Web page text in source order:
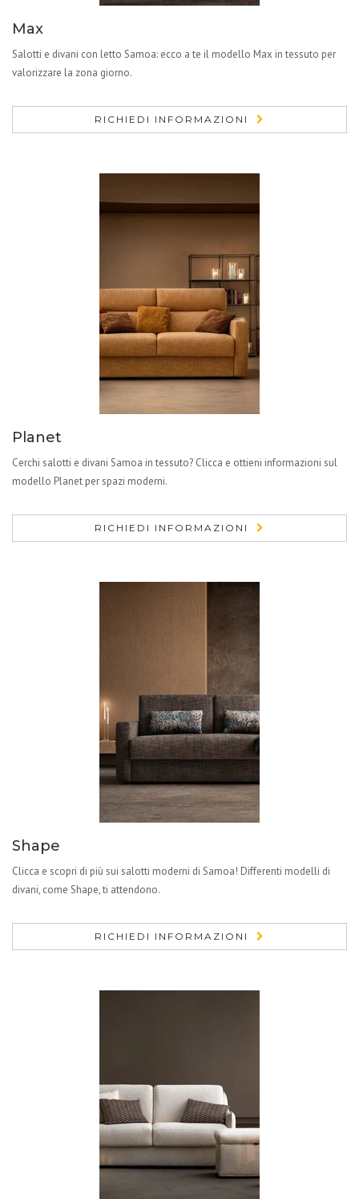
Max
Salotti e divani con letto Samoa: ecco a te il modello Max in tessuto per
valorizzare la zona giorno.
RICHIEDI INFORMAZIONI
Planet
Cerchi salotti e divani Samoa in tessuto? Clicca e ottieni informazioni sul
modello Planet per spazi moderni.
RICHIEDI INFORMAZIONI
Shape
Clicca e scopri di più sui salotti moderni di Samoa! Differenti modelli di
divani, come Shape, ti attendono.
RICHIEDI INFORMAZIONI